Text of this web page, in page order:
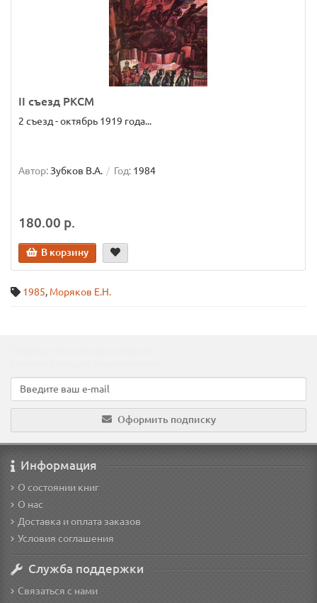
II съезд РКСМ
2 съезд - октябрь 1919 года...
Автор:Зубков В.А. Год: 1984
180.00 р.
В корзину
1985, Моряков Е.Н.
Оформить подписку
Информация
О состоянии книг
О нас
Доставка и оплата заказов
Условия соглашения
Служба поддержки
Связаться с нами